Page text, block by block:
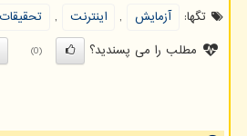
تگها:
آزمایش , اینترنت , تحقیقات
مطلب را می پسندید؟
(0)